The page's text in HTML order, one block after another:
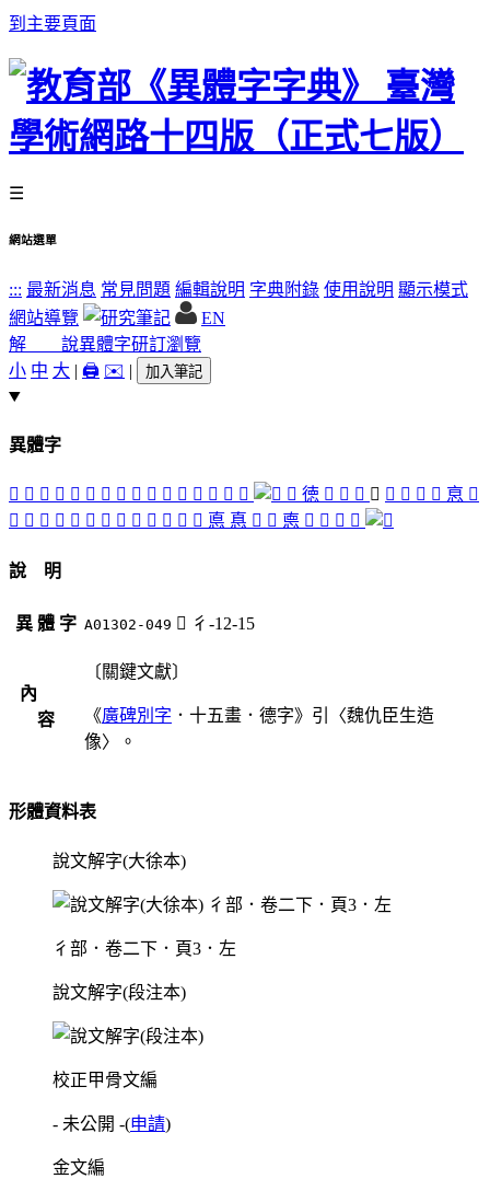
到主要頁面
☰
網站選單
::: 最新消息 常見問題 編輯說明 字典附錄 使用說明 顯示模式
網站導覽
EN
解 說異體字研訂瀏覽
小 中 大 | 🖨️ ✉️ | 加入筆記
異體字
󰍯 󰑮 󵗆 󱺿 󰐺 󱻝 󱺾 󱻙 󱻔 󱻇 󱻊 󱺴 󱻞 󱻚 󱻄 󱺻 󱺼 徳 󱻖 󱻆 󱻐 󱻛 󱻒 󱻋 󱻑 󱺽 恴 󱺹
󱻁 󱻌 󱻍 󱻎 󱻈 󱻟 󱺵 󱻉 󱺺 󱻃 󱻓 󱻜 󱻅 悳 惪 󱺶 󱺸 㥁 󱻏 󱺷 󱻗 󱻕
說 明
異 體 字 A01302-049 󱻛 彳-12-15
內
容
〔關鍵文獻〕
《廣碑別字 ．十五畫．德字》引〈魏仇臣生造
像〉。
形體資料表
說文解字(大徐本)
彳部．卷二下．頁3．左
說文解字(段注本)
校正甲骨文編
- 未公開 -(申請)
金文編